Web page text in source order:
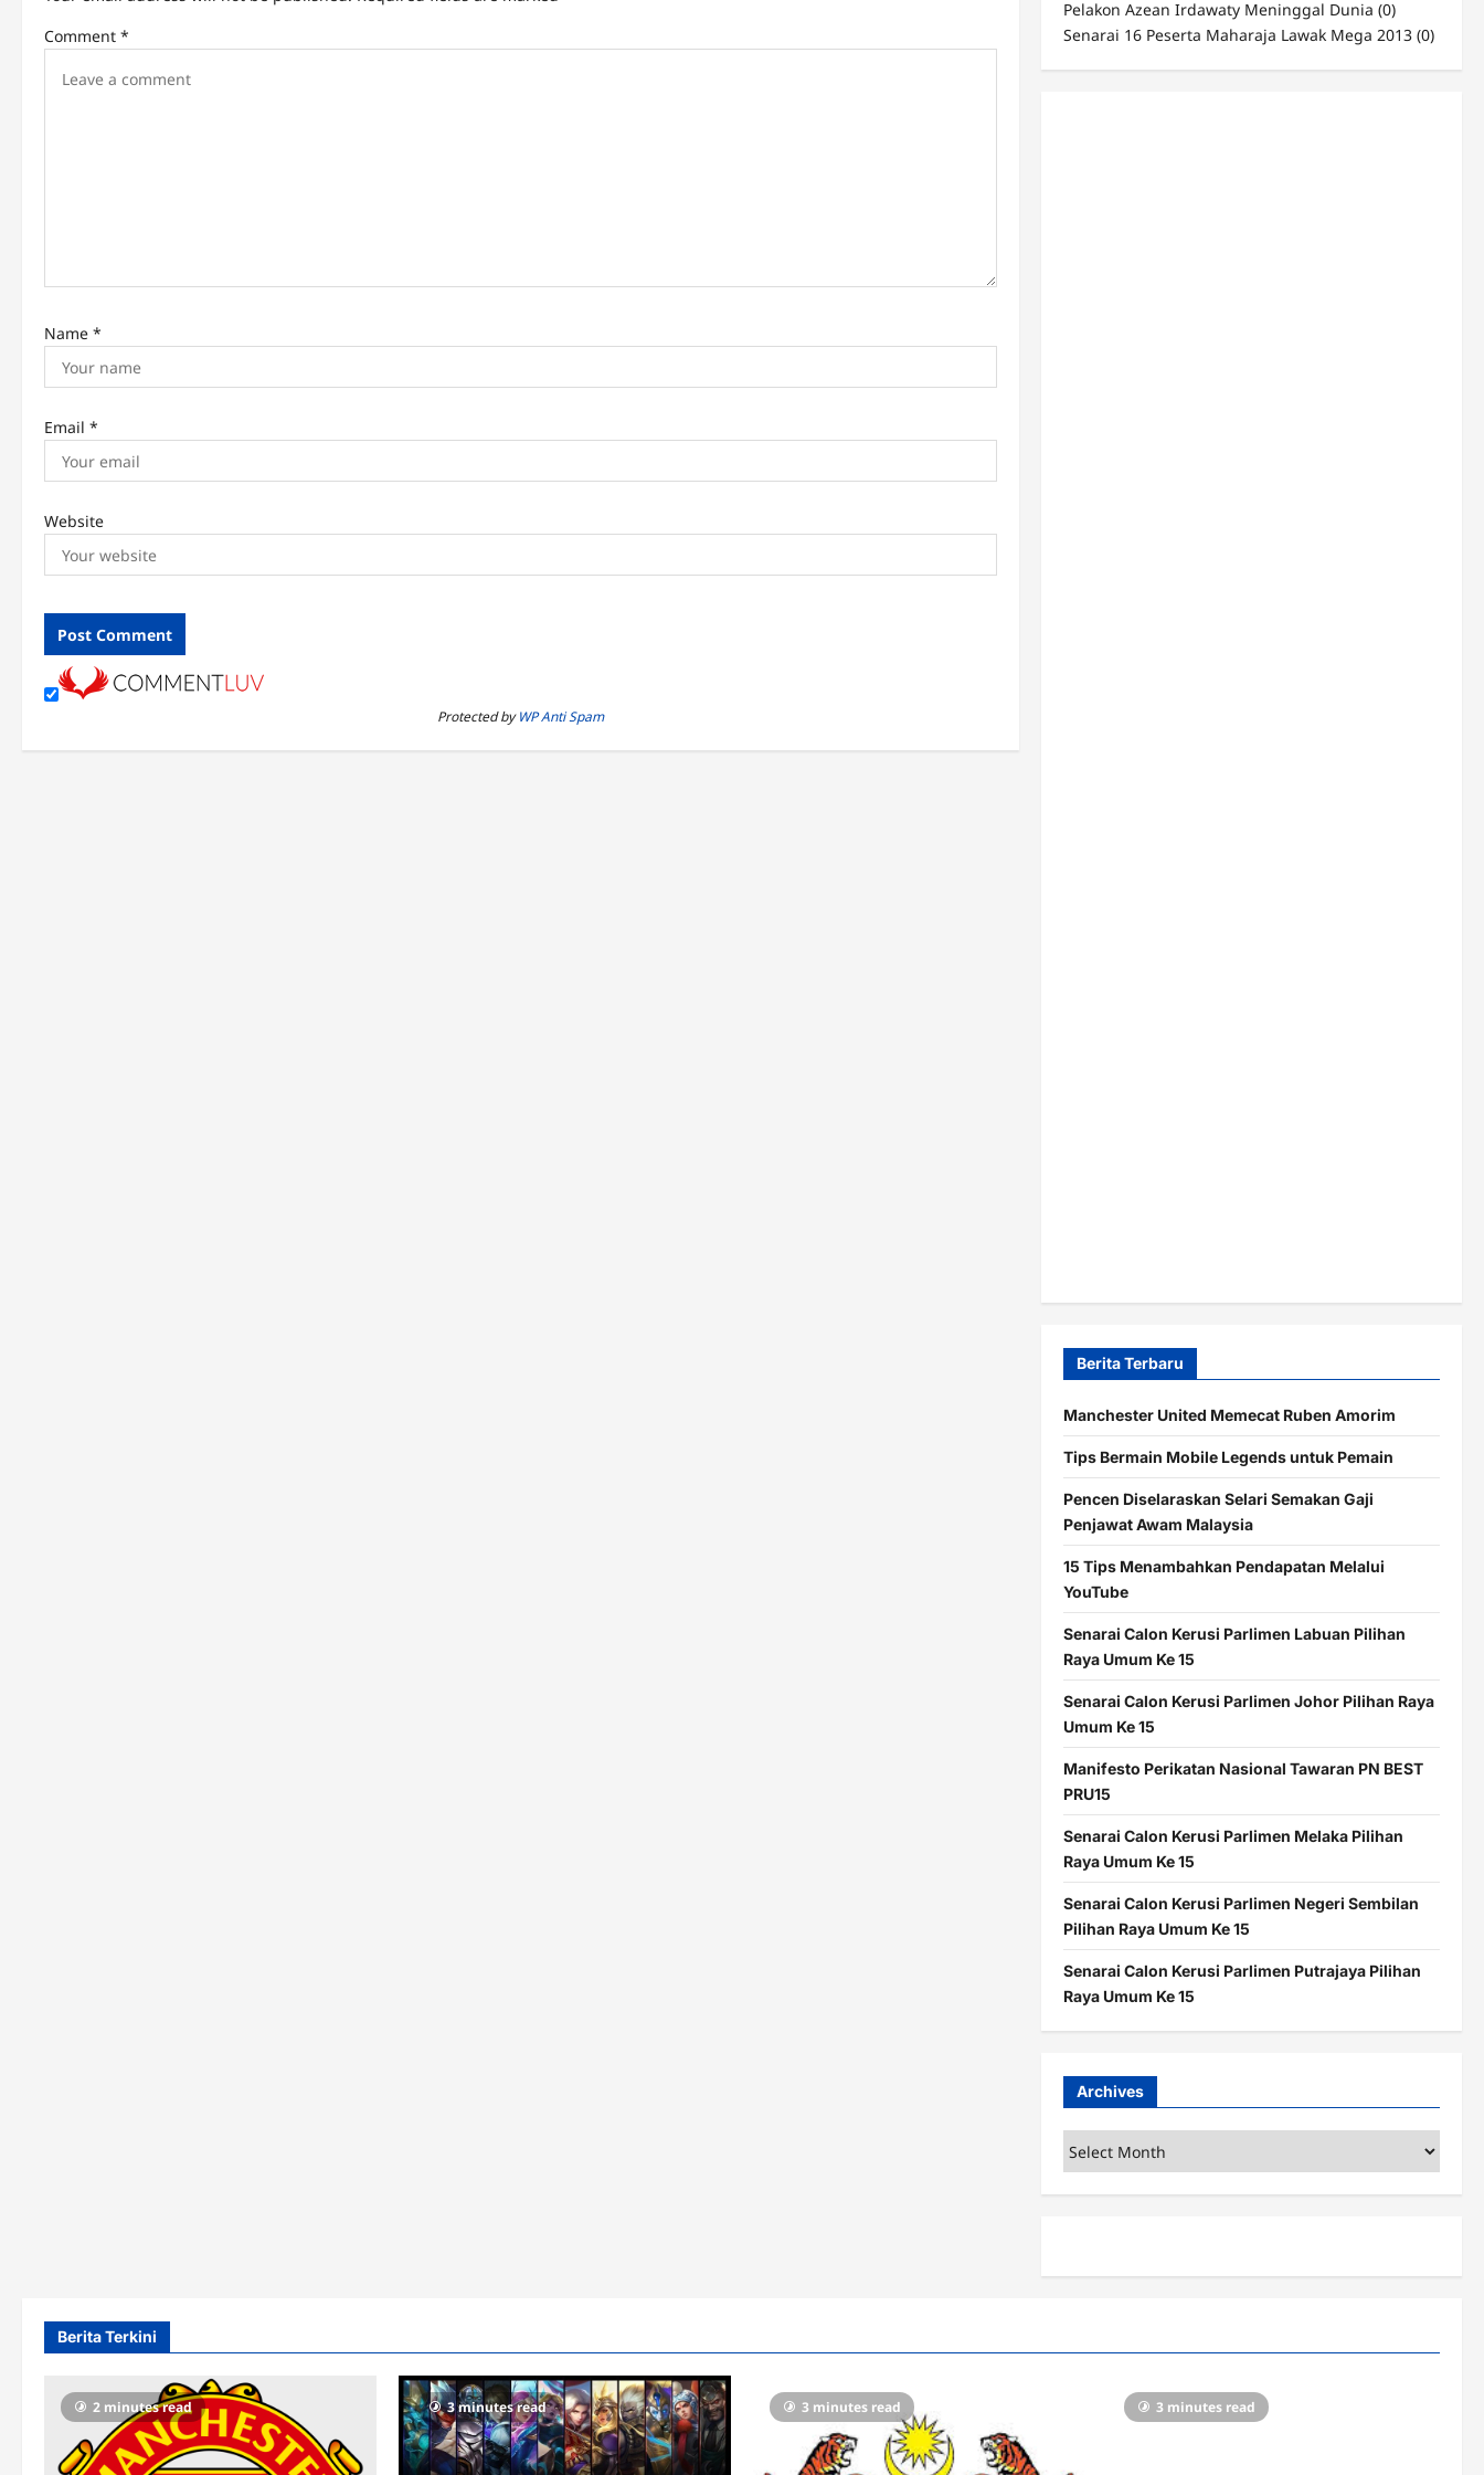
i
n
Comment *
Name *
Email *
Website
Protected byWP Anti Spam
Pelakon Azean Irdawaty Meninggal Dunia (0)
Senarai 16 Peserta Maharaja Lawak Mega 2013 (0)
Berita Terbaru
Manchester United Memecat Ruben Amorim
Tips Bermain Mobile Legends untuk Pemain
Pencen Diselaraskan Selari Semakan Gaji
Penjawat Awam Malaysia
15 Tips Menambahkan Pendapatan Melalui
YouTube
Senarai Calon Kerusi Parlimen Labuan Pilihan
Raya Umum Ke 15
Senarai Calon Kerusi Parlimen Johor Pilihan Raya
Umum Ke 15
Manifesto Perikatan Nasional Tawaran PN BEST
PRU15
Senarai Calon Kerusi Parlimen Melaka Pilihan
Raya Umum Ke 15
Senarai Calon Kerusi Parlimen Negeri Sembilan
Pilihan Raya Umum Ke 15
Senarai Calon Kerusi Parlimen Putrajaya Pilihan
Raya Umum Ke 15
Archives
Archives
Berita Terkini
2 minutes read 3 minutes read 3 minutes read 3 minutes read